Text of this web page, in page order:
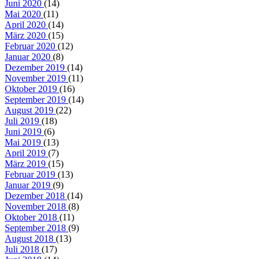
Juni 2020 (14)
Mai 2020 (11)
April 2020 (14)
März 2020 (15)
Februar 2020 (12)
Januar 2020 (8)
Dezember 2019 (14)
November 2019 (11)
Oktober 2019 (16)
September 2019 (14)
August 2019 (22)
Juli 2019 (18)
Juni 2019 (6)
Mai 2019 (13)
April 2019 (7)
März 2019 (15)
Februar 2019 (13)
Januar 2019 (9)
Dezember 2018 (14)
November 2018 (8)
Oktober 2018 (11)
September 2018 (9)
August 2018 (13)
Juli 2018 (17)